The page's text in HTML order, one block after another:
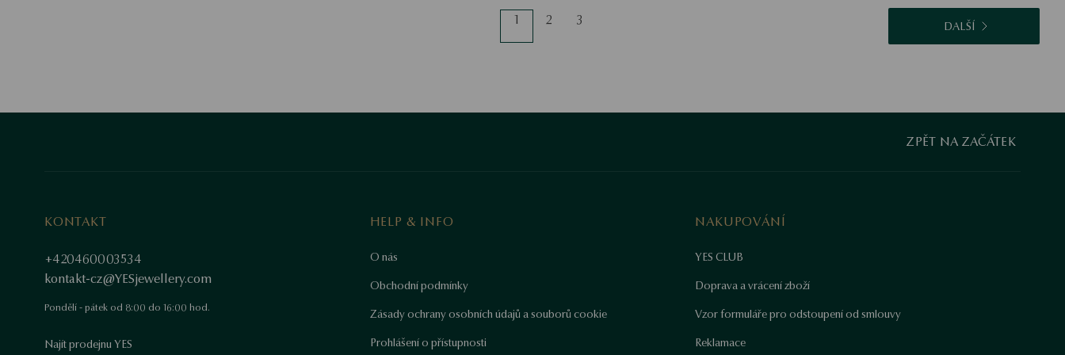
1 2 3 DALŠÍ
ZPĚT NA ZAČÁTEK
KONTAKT
+420460003534
kontakt-cz@YESjewellery.com
Pondělí - pátek od 8:00 do 16:00 hod.
Najít prodejnu YES
HELP & INFO
O nás
Obchodní podmínky
Zásady ochrany osobních údajů a souborů cookie
Prohlášení o přístupnosti
NAKUPOVÁNÍ
YES CLUB
Doprava a vrácení zboží
Vzor formuláře pro odstoupení od smlouvy
Reklamace